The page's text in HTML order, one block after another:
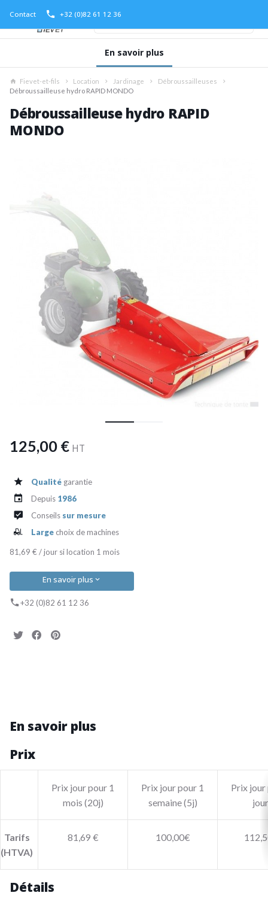
Contact +32 (0)82 61 12 36
Fievet-et-fils Location Jardinage
Débroussailleuses
Débroussailleuse hydro RAPID MONDO
Débroussailleuse hydro RAPID
MONDO
125,00 € HT
Qualité garantie
Depuis 1986
Conseils sur mesure
Large choix de machines
81,69 € / jour si location 1 mois
En savoir plus
+32 (0)82 61 12 36
En savoir plus
En savoir plus
Prix
Prix jour pour 1
mois (20j)
Prix jour pour 1
semaine (5j)
Prix jour
Tarifs
(HTVA)
81,69 € 100,00€
Détails